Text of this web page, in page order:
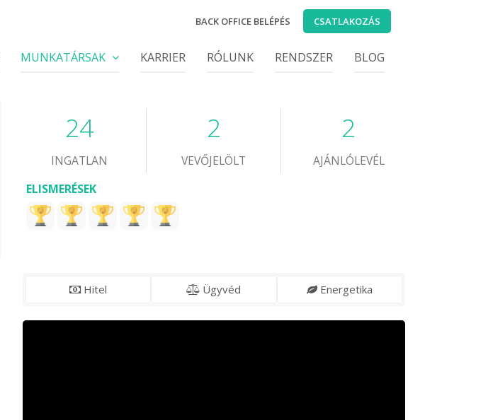
BACK OFFICE BELÉPÉS CSATLAKOZÁS
MUNKATÁRSAK KARRIER RÓLUNK RENDSZER BLOG
24
INGATLAN
2
VEVŐJELÖLT
2
AJÁNLÓLEVÉL
ELISMERÉSEK
Hitel Ügyvéd Energetika